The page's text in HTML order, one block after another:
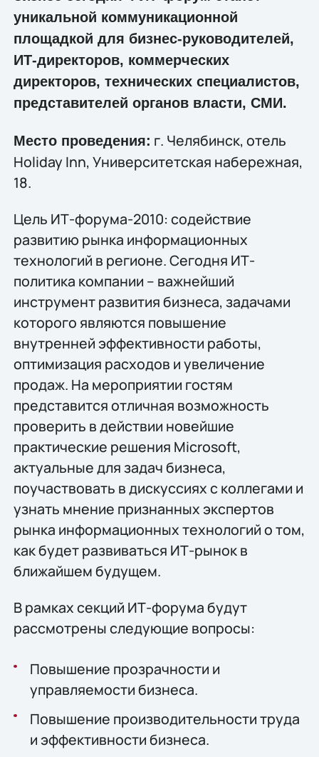
уникальной коммуникационной
площадкой для бизнес-руководителей,
ИТ-директоров, коммерческих
директоров, технических специалистов,
представителей органов власти, СМИ.
Место проведения: г. Челябинск, отель
Holiday Inn, Университетская набережная,
18.
Цель ИТ-форума-2010: содействие
развитию рынка информационных
технологий в регионе. Сегодня ИТ-
политика компании – важнейший
инструмент развития бизнеса, задачами
которого являются повышение
внутренней эффективности работы,
оптимизация расходов и увеличение
продаж. На мероприятии гостям
представится отличная возможность
проверить в действии новейшие
практические решения Microsoft,
актуальные для задач бизнеса,
поучаствовать в дискуссиях с коллегами и
узнать мнение признанных экспертов
рынка информационных технологий о том,
как будет развиваться ИТ-рынок в
ближайшем будущем.
В рамках секций ИТ-форума будут
рассмотрены следующие вопросы:
Повышение прозрачности и
управляемости бизнеса.
Повышение производительности труда
и эффективности бизнеса.